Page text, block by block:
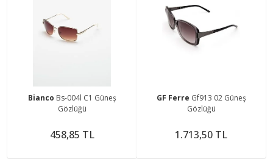
Bianco Bs-004l C1 Güneş
Gözlüğü
458,85 TL
GF Ferre Gf913 02 Güneş
Gözlüğü
1.713,50 TL